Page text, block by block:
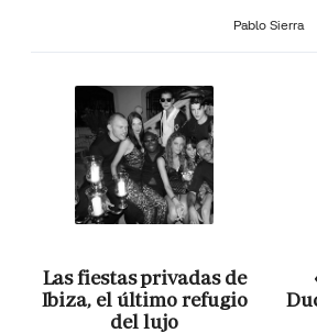
Pablo Sierra
Las fiestas privadas de
Ibiza, el último refugio
del lujo